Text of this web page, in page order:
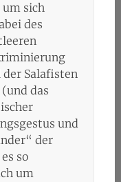
um sich
des
der Salafisten
das
und
der
so
um